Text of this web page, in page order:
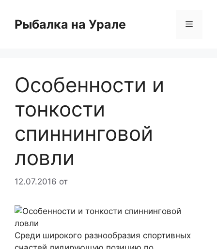
содержимому
Рыбалка на Урале Меню
Особенности и
тонкости
спиннинговой
ловли
12.07.2016 от
Среди широкого разнообразия спортивных